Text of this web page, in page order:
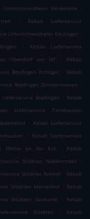
Unterschneidheim Heidmühle
.
.
Kebab Lieferservice
Unterschneidheim Enslingen .
.
Kebab Lieferservice
Oberdorf am Ipf .
Kebab
Bopfingen Itzlingen . Kebab
Bopfingen Zimmerstetten
.
Lieferservice Bopfingen . Kebab
Lieferservice Tannhausen
. Kebab Lieferservice
. Kebab Lieferservice
Weiler an der Eck .
Kebab
Stödtlen Niederroden
.
Stödtlen Freihof . Kebab
Stödtlen Merzenhof . Kebab
Stödtlen Gaxhardt .
Kebab
Stödtlen .
Kebab